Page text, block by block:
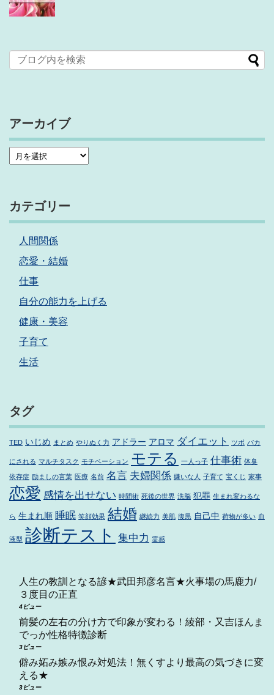
アーカイブ
カテゴリー
人間関係
恋愛・結婚
仕事
自分の能力を上げる
健康・美容
子育て
生活
タグ
TED いじめ まとめ やりぬく力 アドラー アロマ ダイエット ツボ バカ
にされる マルチタスク モチベーション モテる 一人っ子 仕事術 体臭
依存症 励ましの言葉 医療 名前 名言 夫婦関係 嫌いな人 子育て 宝くじ 家事
恋愛 感情を出せない 時間術 死後の世界 洗脳 犯罪 生まれ変わるな
ら 生まれ順 睡眠 笑顔効果 結婚 継続力 美肌 腹黒 自己中 荷物が多い 血
液型 診断テスト 集中力 霊感
人生の教訓となる諺★武田邦彦名言★火事場の馬鹿力/
３度目の正直
4ビュー
前髪の左右の分け方で印象が変わる！綾部・又吉ほんま
でっか性格特徴診断
3ビュー
僻み妬み嫉み恨み対処法！無くすより最高の気づきに変
える★
3ビュー